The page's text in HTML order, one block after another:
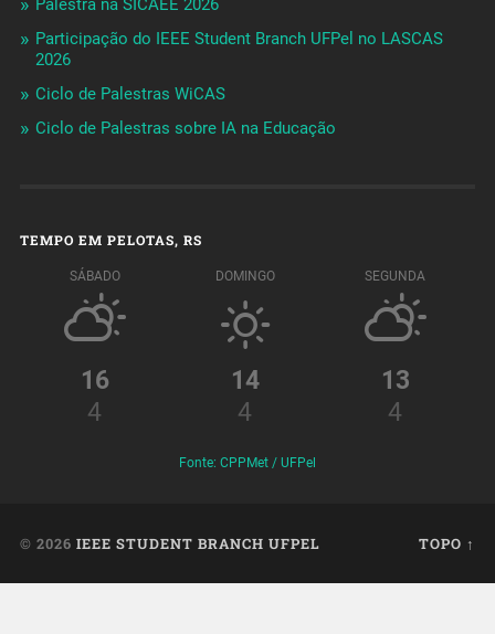
Palestra na SICAEE 2026
Participação do IEEE Student Branch UFPel no LASCAS
2026
Ciclo de Palestras WiCAS
Ciclo de Palestras sobre IA na Educação
TEMPO EM PELOTAS, RS
SÁBADO
16
4
DOMINGO
14
4
SEGUNDA
13
4
Fonte: CPPMet / UFPel
© 2026 IEEE STUDENT BRANCH UFPEL TOPO ↑